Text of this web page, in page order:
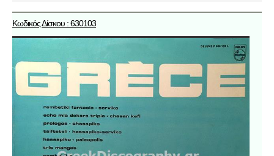
Κωδικός Δίσκου : 630103